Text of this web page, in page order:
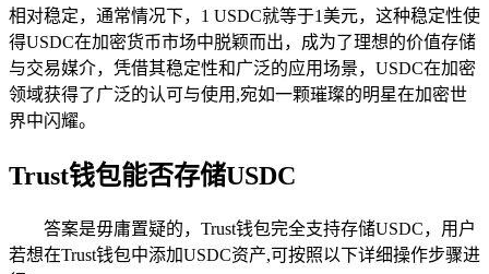
相对稳定，通常情况下，1 USDC就等于1美元，这种稳定性使
得USDC在加密货币市场中脱颖而出，成为了理想的价值存储
与交易媒介，凭借其稳定性和广泛的应用场景，USDC在加密
领域获得了广泛的认可与使用,宛如一颗璀璨的明星在加密世
界中闪耀。
Trust钱包能否存储USDC
答案是毋庸置疑的，Trust钱包完全支持存储USDC，用户
若想在Trust钱包中添加USDC资产,可按照以下详细操作步骤进